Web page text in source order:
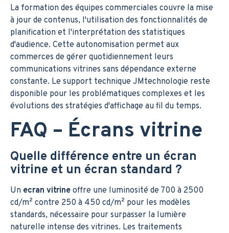
La formation des équipes commerciales couvre la mise
à jour de contenus, l'utilisation des fonctionnalités de
planification et l'interprétation des statistiques
d'audience. Cette autonomisation permet aux
commerces de gérer quotidiennement leurs
communications vitrines sans dépendance externe
constante. Le support technique JMtechnologie reste
disponible pour les problématiques complexes et les
évolutions des stratégies d'affichage au fil du temps.
FAQ – Écrans vitrine
Quelle différence entre un écran
vitrine et un écran standard ?
Un ecran vitrine offre une luminosité de 700 à 2500
cd/m² contre 250 à 450 cd/m² pour les modèles
standards, nécessaire pour surpasser la lumière
naturelle intense des vitrines. Les traitements